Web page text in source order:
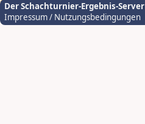
Der Schachturnier-Ergebnis-Server
Impressum / Nutzungsbedingungen